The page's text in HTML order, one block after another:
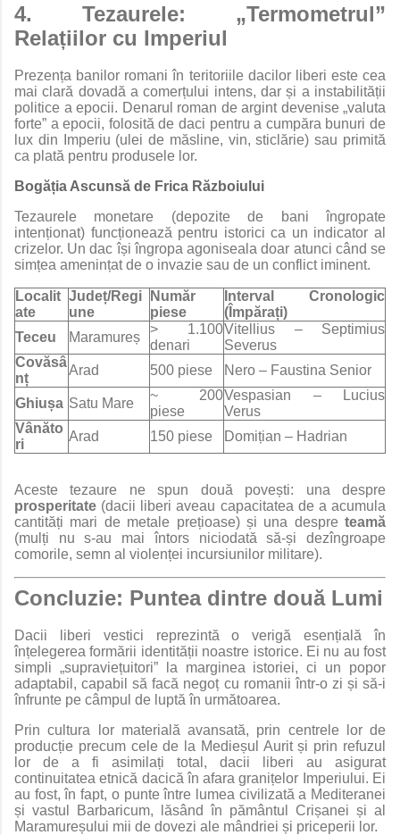
4. Tezaurele: „Termometrul”
Relațiilor cu Imperiul
Prezența banilor romani în teritoriile dacilor liberi este cea
mai clară dovadă a comerțului intens, dar și a instabilității
politice a epocii. Denarul roman de argint devenise „valuta
forte” a epocii, folosită de daci pentru a cumpăra bunuri de
lux din Imperiu (ulei de măsline, vin, sticlărie) sau primită
ca plată pentru produsele lor.
Bogăția Ascunsă de Frica Războiului
Tezaurele monetare (depozite de bani îngropate
intenționat) funcționează pentru istorici ca un indicator al
crizelor. Un dac își îngropa agoniseala doar atunci când se
simțea amenințat de o invazie sau de un conflict iminent.
Localit
ate
Județ/Regi
une
Număr
piese
Interval Cronologic
(Împărați)
Teceu
Maramureș
> 1.100
denari
Vitellius – Septimius
Severus
Covăsâ
nț
Arad 500 piese Nero – Faustina Senior
Ghiușa Satu Mare
~ 200
piese
Vespasian – Lucius
Verus
Vânăto
ri
Arad 150 piese Domițian – Hadrian
Aceste tezaure ne spun două povești: una despre
prosperitate (dacii liberi aveau capacitatea de a acumula
cantități mari de metale prețioase) și una despre teamă
(mulți nu s-au mai întors niciodată să-și dezîngroape
comorile, semn al violenței incursiunilor militare).
Concluzie: Puntea dintre două Lumi
Dacii liberi vestici reprezintă o verigă esențială în
înțelegerea formării identității noastre istorice. Ei nu au fost
simpli „supraviețuitori” la marginea istoriei, ci un popor
adaptabil, capabil să facă negoț cu romanii într-o zi și să-i
înfrunte pe câmpul de luptă în următoarea.
Prin cultura lor materială avansată, prin centrele lor de
producție precum cele de la Medieșul Aurit și prin refuzul
lor de a fi asimilați total, dacii liberi au asigurat
continuitatea etnică dacică în afara granițelor Imperiului. Ei
au fost, în fapt, o punte între lumea civilizată a Mediteranei
și vastul Barbaricum, lăsând în pământul Crișanei și al
Maramureșului mii de dovezi ale mândriei și priceperii lor.